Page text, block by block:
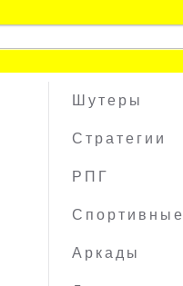
Шутеры
Стратегии
РПГ
Спортивные
Аркады